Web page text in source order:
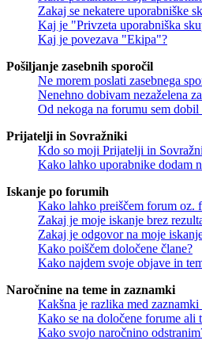
Zakaj se nekatere uporabniške
Kaj je "Privzeta uporabniška
Kaj je povezava "Ekipa"?
Pošiljanje zasebnih sporočil
Ne morem poslati zasebnega
Nenehno dobivam nezaželena
Od nekoga na forumu sem
Prijatelji in Sovražniki
Kdo so moji Prijatelji in
Kako lahko uporabnike dodam
Iskanje po forumih
Kako lahko preiščem forum oz.
Zakaj je moje iskanje brez
Zakaj je odgovor na moje
Kako poiščem določene člane?
Kako najdem svoje objave in
Naročnine na teme in zaznamki
Kakšna je razlika med
Kako se na določene forume ali
Kako svojo naročnino